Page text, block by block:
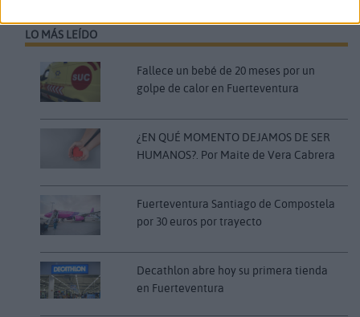
LO MÁS LEÍDO
Fallece un bebé de 20 meses por un
golpe de calor en Fuerteventura
¿EN QUÉ MOMENTO DEJAMOS DE SER
HUMANOS?. Por Maite de Vera Cabrera
Fuerteventura Santiago de Compostela
por 30 euros por trayecto
Decathlon abre hoy su primera tienda
en Fuerteventura